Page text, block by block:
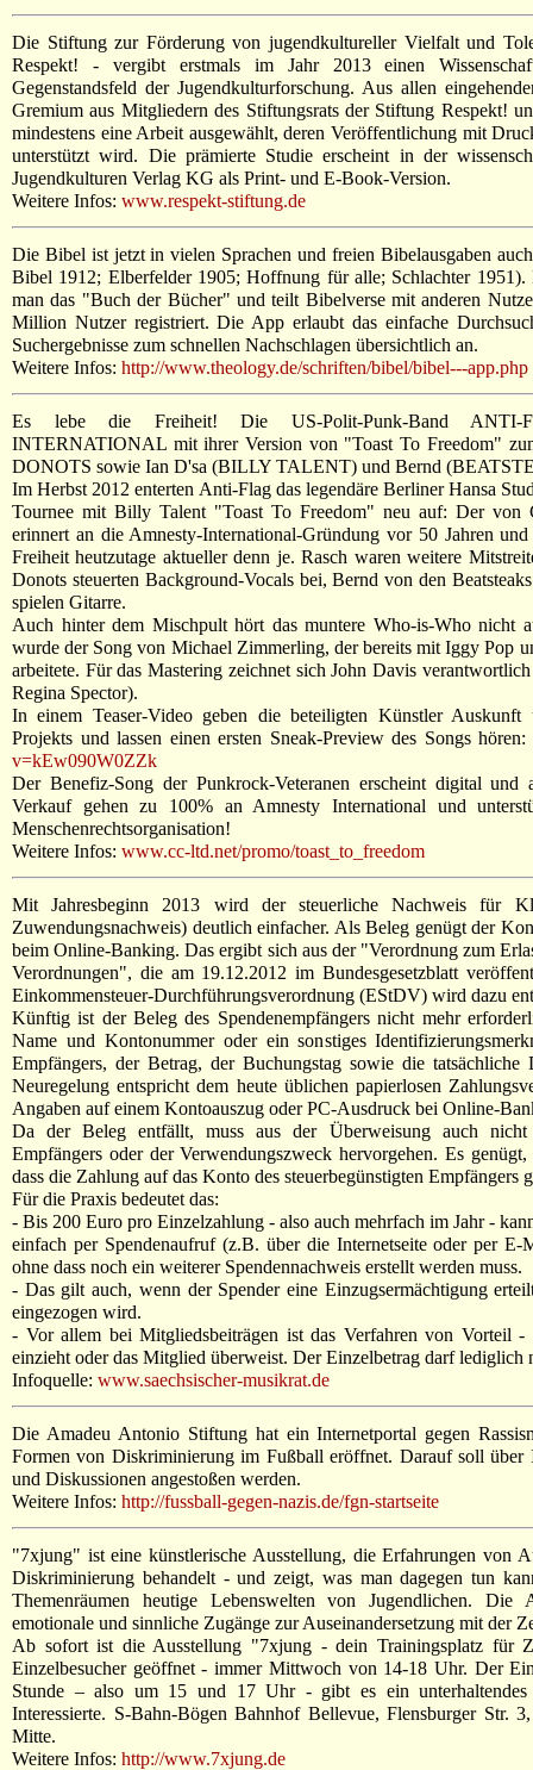
Die Stiftung zur Förderung von jugendkultureller Vielfalt und
Respekt! - vergibt erstmals im Jahr 2013 einen
Gegenstandsfeld der Jugendkulturforschung. Aus allen
Gremium aus Mitgliedern des Stiftungsrats der Stiftung Respekt!
mindestens eine Arbeit ausgewählt, deren Veröffentlichung mit
unterstützt wird. Die prämierte Studie erscheint in der
Jugendkulturen Verlag KG als Print- und E-Book-Version.
Weitere Infos: www.respekt-stiftung.de
Die Bibel ist jetzt in vielen Sprachen und freien Bibelausgaben
Bibel 1912; Elberfelder 1905; Hoffnung für alle; Schlachter
man das "Buch der Bücher" und teilt Bibelverse mit anderen
Million Nutzer registriert. Die App erlaubt das einfache
Suchergebnisse zum schnellen Nachschlagen übersichtlich an.
Weitere Infos: http://www.theology.de/schriften/bibel/bibel---app.php
Es lebe die Freiheit! Die US-Polit-Punk-Band ANTI-
INTERNATIONAL mit ihrer Version von "Toast To Freedom"
DONOTS sowie Ian D'sa (BILLY TALENT) und Bernd
Im Herbst 2012 enterten Anti-Flag das legendäre Berliner Hansa
Tournee mit Billy Talent "Toast To Freedom" neu auf: Der von
erinnert an die Amnesty-International-Gründung vor 50 Jahren
Freiheit heutzutage aktueller denn je. Rasch waren weitere
Donots steuerten Background-Vocals bei, Bernd von den
spielen Gitarre.
Auch hinter dem Mischpult hört das muntere Who-is-Who nicht
wurde der Song von Michael Zimmerling, der bereits mit Iggy Pop
arbeitete. Für das Mastering zeichnet sich John Davis
Regina Spector).
In einem Teaser-Video geben die beteiligten Künstler Auskunft
Projekts und lassen einen ersten Sneak-Preview des Songs hören:
v=kEw090W0ZZk
Der Benefiz-Song der Punkrock-Veteranen erscheint digital
Verkauf gehen zu 100% an Amnesty International und
Menschenrechtsorganisation!
Weitere Infos: www.cc-ltd.net/promo/toast_to_freedom
Mit Jahresbeginn 2013 wird der steuerliche Nachweis für
Zuwendungsnachweis) deutlich einfacher. Als Beleg genügt der
beim Online-Banking. Das ergibt sich aus der "Verordnung zum
Verordnungen", die am 19.12.2012 im Bundesgesetzblatt
Einkommensteuer-Durchführungsverordnung (EStDV) wird dazu
Künftig ist der Beleg des Spendenempfängers nicht mehr
Name und Kontonummer oder ein sonstiges
Empfängers, der Betrag, der Buchungstag sowie die
Neuregelung entspricht dem heute üblichen papierlosen
Angaben auf einem Kontoauszug oder PC-Ausdruck bei Online-
Da der Beleg entfällt, muss aus der Überweisung auch nicht
Empfängers oder der Verwendungszweck hervorgehen. Es
dass die Zahlung auf das Konto des steuerbegünstigten Empfängers
Für die Praxis bedeutet das:
- Bis 200 Euro pro Einzelzahlung - also auch mehrfach im Jahr -
einfach per Spendenaufruf (z.B. über die Internetseite oder per
ohne dass noch ein weiterer Spendennachweis erstellt werden muss.
- Das gilt auch, wenn der Spender eine Einzugsermächtigung
eingezogen wird.
- Vor allem bei Mitgliedsbeiträgen ist das Verfahren von Vorteil
einzieht oder das Mitglied überweist. Der Einzelbetrag darf lediglich
Infoquelle: www.saechsischer-musikrat.de
Die Amadeu Antonio Stiftung hat ein Internetportal gegen
Formen von Diskriminierung im Fußball eröffnet. Darauf soll über
und Diskussionen angestoßen werden.
Weitere Infos: http://fussball-gegen-nazis.de/fgn-startseite
"7xjung" ist eine künstlerische Ausstellung, die Erfahrungen von
Diskriminierung behandelt - und zeigt, was man dagegen tun
Themenräumen heutige Lebenswelten von Jugendlichen. Die
emotionale und sinnliche Zugänge zur Auseinandersetzung mit der
Ab sofort ist die Ausstellung "7xjung - dein Trainingsplatz für
Einzelbesucher geöffnet - immer Mittwoch von 14-18 Uhr. Der
Stunde – also um 15 und 17 Uhr - gibt es ein unterhaltendes
Interessierte. S-Bahn-Bögen Bahnhof Bellevue, Flensburger Str.
Mitte.
Weitere Infos: http://www.7xjung.de